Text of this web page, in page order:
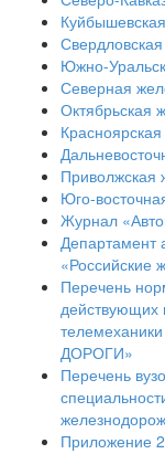
Южно-
Северная
Октябрьская
Приволжская
Юго-
Журнал
Департамент
«Российские
Перечень
действующих
ДОРОГИ»
Перечень
Приложение